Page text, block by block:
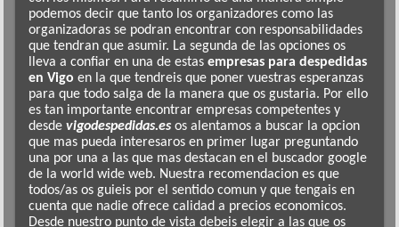
podemos decir que tanto los organizadores como las
organizadoras se podran encontrar con responsabilidades
que tendran que asumir. La segunda de las opciones os
lleva a confiar en una de estasempresas para despedidas
en Vigo en la que tendreis que poner vuestras esperanzas
para que todo salga de la manera que os gustaria. Por ello
es tan importante encontrar empresas competentes y
desdevigodespedidas.es os alentamos a buscar la opcion
que mas pueda interesaros en primer lugar preguntando
una por una a las que mas destacan en el buscador google
de la world wide web. Nuestra recomendacion es que
todos/as os guieis por el sentido comun y que tengais en
cuenta que nadie ofrece calidad a precios economicos.
Desde nuestro punto de vista debeis elegir a las que os